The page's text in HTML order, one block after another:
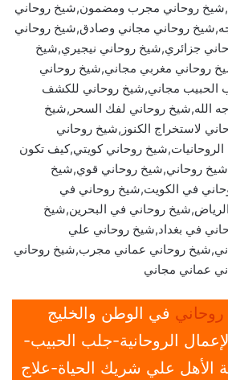
روحاني مجرب ومضمون,شيخ روحاني
روحاني مجاني وصادق,شيخ روحاني
جزائري,شيخ روحاني نيجيري,شيخ
روحاني مغربي مجاني,شيخ روحاني
الحبيب مجاني,شيخ روحاني للكشف
الله,شيخ روحاني لفك السحر,شيخ
لاستخراج الكنوز,شيخ روحاني
الروحانيات,شيخ روحاني كويتي,كيف تكون
روحاني,شيخ روحاني قوي,شيخ
في الكويت,شيخ روحاني في
روحاني في البحرين,شيخ
في بغداد,شيخ روحاني علي
روحاني عماني مجرب,شيخ روحاني
عماني مجاني
في الوطن والخليج
الروحانية-جلب الحبيب-
الأهل علي شريك الحياة-علاج